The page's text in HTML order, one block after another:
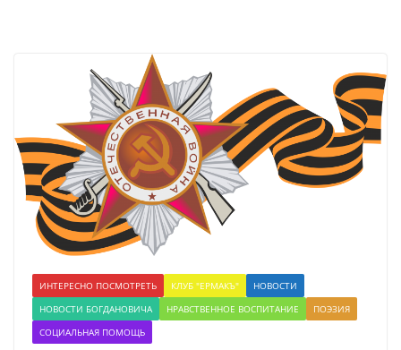
ИНТЕРЕСНО ПОСМОТРЕТЬ КЛУБ "ЕРМАКЪ"
НОВОСТИ
НОВОСТИ БОГДАНОВИЧА
НРАВСТВЕННОЕ ВОСПИТАНИЕ
ПОЭЗИЯ
СОЦИАЛЬНАЯ ПОМОЩЬ